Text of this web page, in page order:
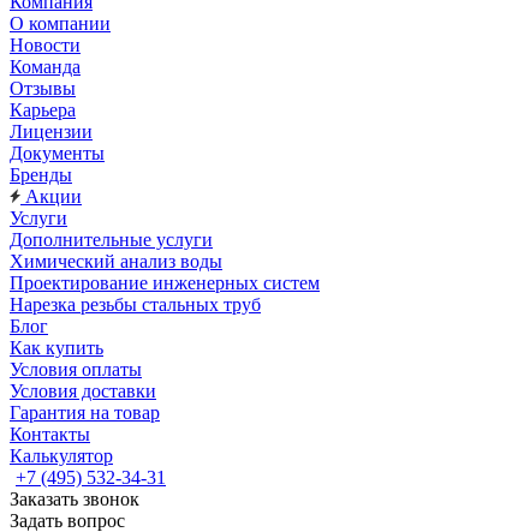
О компании
Новости
Команда
Отзывы
Карьера
Лицензии
Документы
Бренды
Акции
Услуги
Дополнительные услуги
Химический анализ воды
Проектирование инженерных систем
Нарезка резьбы стальных труб
Блог
Как купить
Условия оплаты
Условия доставки
Гарантия на товар
Контакты
Калькулятор
+7 (495) 532‑34‑31
Заказать звонок
Задать вопрос